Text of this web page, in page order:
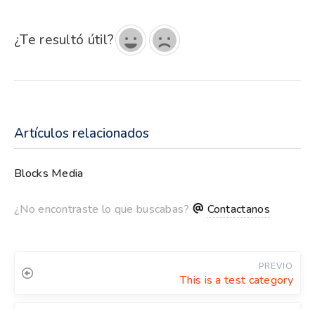
¿Te resultó útil?
Artículos relacionados
Blocks Media
¿No encontraste lo que buscabas? Contactanos
PREVIO
This is a test category